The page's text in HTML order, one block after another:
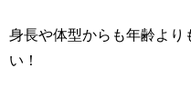
身長や体型からも年齢より
い！